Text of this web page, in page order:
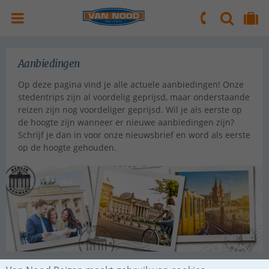
ZOEKENNAAR 'MIJN REIS' OMGEVING
Aanbiedingen
Op deze pagina vind je alle actuele aanbiedingen! Onze
stedentrips zijn al voordelig geprijsd, maar onderstaande
reizen zijn nog voordeliger geprijsd. Wil je als eerste op
de hoogte zijn wanneer er nieuwe aanbiedingen zijn?
Schrijf je dan in voor onze nieuwsbrief en word als eerste
op de hoogte gehouden.